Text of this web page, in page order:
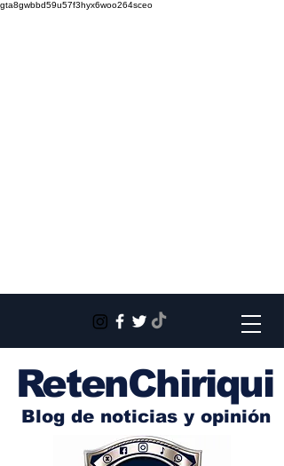
gta8gwbbd59u57f3hyx6woo264sceo
RetenChiriqui
Blog de noticias y opinión